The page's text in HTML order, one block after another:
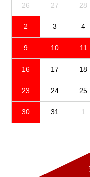
26 27 28
2 3 4
9 10 11
16 17 18
23 24 25
30 31 1